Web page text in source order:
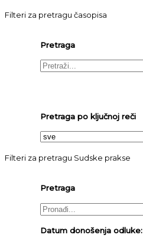
Filteri za pretragu časopisa
Pretraga
Pretraga po ključnoj reči
Filteri za pretragu Sudske prakse
Pretraga
Datum donošenja odluke: